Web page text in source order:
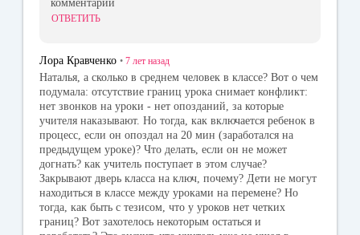
комментарии
ОТВЕТИТЬ
Лора Кравченко • 7 лет назад
Наталья, а сколько в среднем человек в классе? Вот о чем
подумала: отсутствие границ урока снимает конфликт:
нет звонков на уроки - нет опозданий, за которые
учителя наказывают. Но тогда, как включается ребенок в
процесс, если он опоздал на 20 мин (заработался на
предыдущем уроке)? Что делать, если он не может
догнать? как учитель поступает в этом случае?
Закрывают дверь класса на ключ, почему? Дети не могут
находиться в классе между уроками на перемене? Но
тогда, как быть с тезисом, что у уроков нет четких
границ? Вот захотелось некоторым остаться и